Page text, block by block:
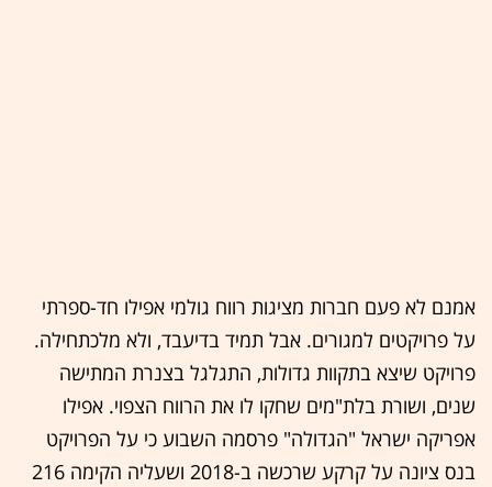
אמנם לא פעם חברות מציגות רווח גולמי אפילו חד-ספרתי
על פרויקטים למגורים. אבל תמיד בדיעבד, ולא מלכתחילה.
פרויקט שיצא בתקוות גדולות, התגלגל בצנרת המתישה
שנים, ושורת בלת"מים שחקו לו את הרווח הצפוי. אפילו
אפריקה ישראל "הגדולה" פרסמה השבוע כי על הפרויקט
בנס ציונה על קרקע שרכשה ב-2018 ושעליה הקימה 216